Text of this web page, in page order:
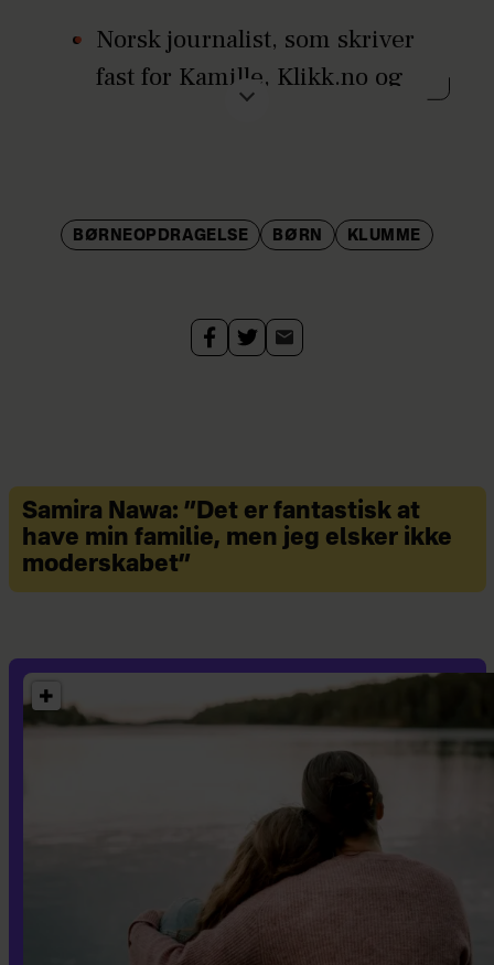
Norsk journalist, som skriver
fast for Kamille, Klikk.no og
drenge, Laurits og Jæger.
BØRNEOPDRAGELSE BØRN KLUMME
Samira Nawa: ”Det er fantastisk at
have min familie, men jeg elsker ikke
moderskabet”